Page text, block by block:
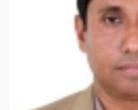
Kazi
Rahma্‌n ,
of
Education